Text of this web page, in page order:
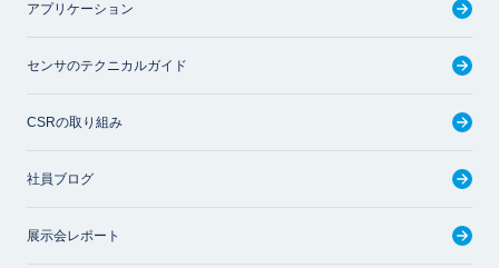
アプリケーション
センサのテクニカルガイド
CSRの取り組み
社員ブログ
展示会レポート